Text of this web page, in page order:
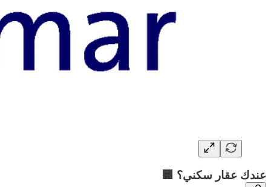
عندك عقار سكني؟ 🏢